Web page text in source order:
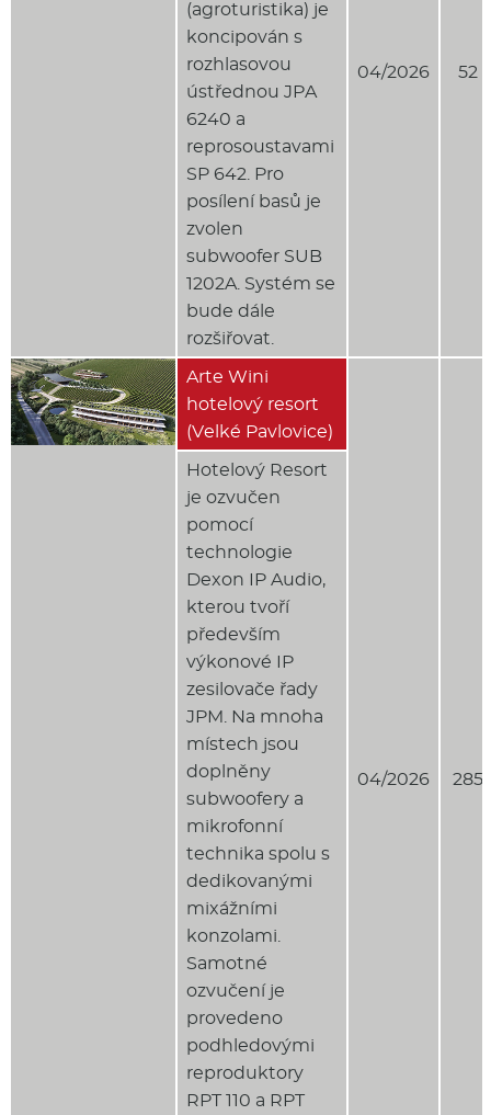
04/2026 52
(agroturistika) je
koncipován s
rozhlasovou
ústřednou JPA
6240 a
reprosoustavami
SP 642. Pro
posílení basů je
zvolen
subwoofer SUB
1202A. Systém se
bude dále
rozšiřovat.
Arte Wini
hotelový resort
(Velké Pavlovice)
04/2026 285
Hotelový Resort
je ozvučen
pomocí
technologie
Dexon IP Audio,
kterou tvoří
především
výkonové IP
zesilovače řady
JPM. Na mnoha
místech jsou
doplněny
subwoofery a
mikrofonní
technika spolu s
dedikovanými
mixážními
konzolami.
Samotné
ozvučení je
provedeno
podhledovými
reproduktory
RPT 110 a RPT